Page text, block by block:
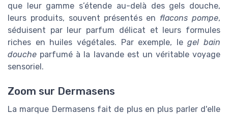
que leur gamme s’étende au-delà des gels douche,
leurs produits, souvent présentés en flacons pompe,
séduisent par leur parfum délicat et leurs formules
riches en huiles végétales. Par exemple, legel bain
douche parfumé à la lavande est un véritable voyage
sensoriel.
Zoom sur Dermasens
La marque Dermasens fait de plus en plus parler d'elle